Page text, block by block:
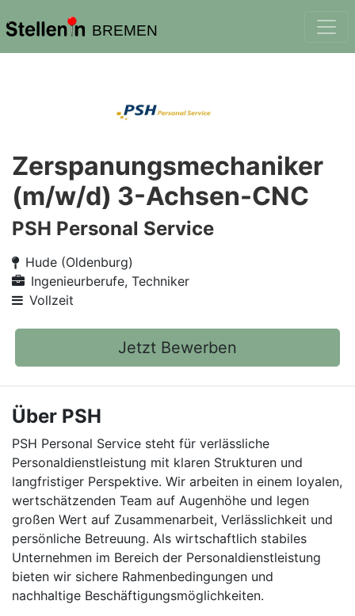
BREMEN
Zerspanungsmechaniker
(m/w/d) 3-Achsen-CNC
PSH Personal Service
Hude (Oldenburg)
Ingenieurberufe, Techniker
Vollzeit
Jetzt Bewerben
Über PSH
PSH Personal Service steht für verlässliche
Personaldienstleistung mit klaren Strukturen und
langfristiger Perspektive. Wir arbeiten in einem loyalen,
wertschätzenden Team auf Augenhöhe und legen
großen Wert auf Zusammenarbeit, Verlässlichkeit und
persönliche Betreuung. Als wirtschaftlich stabiles
Unternehmen im Bereich der Personaldienstleistung
bieten wir sichere Rahmenbedingungen und
nachhaltige Beschäftigungsmöglichkeiten.